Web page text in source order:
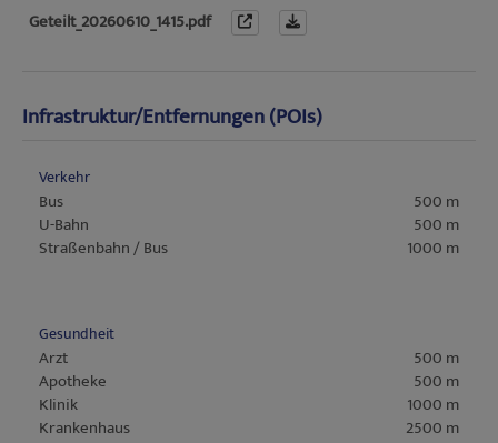
Geteilt_20260610_1415.pdf
Infrastruktur/Entfernungen (POIs)
Verkehr
Bus
500 m
U-Bahn
500 m
Straßenbahn / Bus
1000 m
Gesundheit
Arzt
500 m
Apotheke
500 m
Klinik
1000 m
Krankenhaus
2500 m